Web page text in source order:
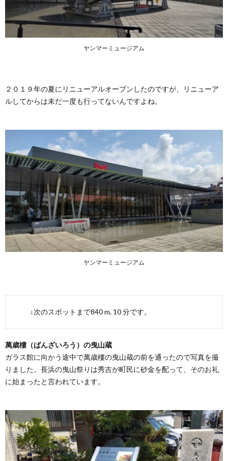
ヤンマーミュージアム
２０１９年の夏にリニューアルオープンしたのですが、リニューア
ルしてからは未だ一度も行ってないんですよね。
ヤンマーミュージアム
↓次のスポットまで840 m, 10 分です。
萬歳樓（ばんざいろう）の曳山蔵
ガラス館に向かう途中で萬歳樓の曳山蔵の前を通ったので写真を撮
りました。長浜の曳山祭りは秀吉が町民に砂金を配って、そのお礼
に始まったと言われています。